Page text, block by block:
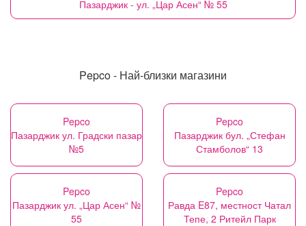
Пазарджик - ул. „Цар Асен“ № 55
Pepco - Най-близки магазини
Pepco
Пазарджик ул. Градски пазар
№5
Pepco
Пазарджик бул. „Стефан
Стамболов“ 13
Pepco
Пазарджик ул. „Цар Асен“ №
55
Pepco
Равда E87, местност Чатал
Тепе, 2 Ритейл Парк